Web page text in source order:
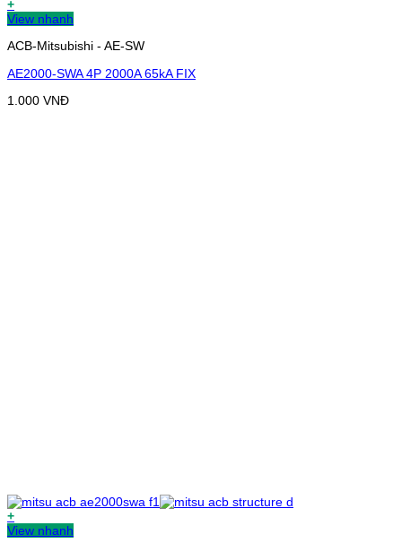
+
View nhanh
ACB-Mitsubishi - AE-SW
AE2000-SWA 4P 2000A 65kA FIX
1.000 VNĐ
+
View nhanh